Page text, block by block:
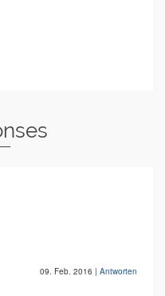
09. Feb. 2016 | Antworten